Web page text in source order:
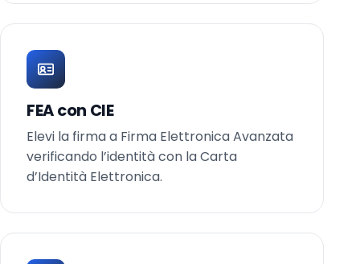
FEA con CIE
Elevi la firma a Firma Elettronica Avanzata
verificando l’identità con la Carta
d’Identità Elettronica.